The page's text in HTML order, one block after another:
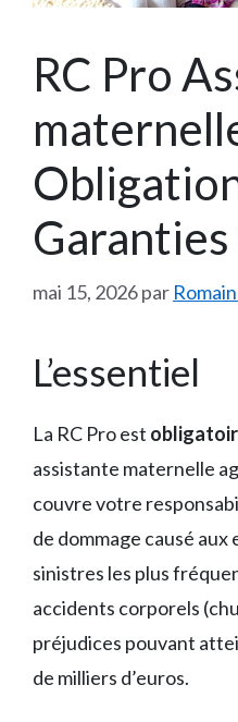
RC Pro
mai 15, 2026par
L’essentiel
La RC Pro est
assistante maternelle
couvre votre
de dommage causé
sinistres les plus
accidents corporels
préjudices pouvant
de milliers d’euros.